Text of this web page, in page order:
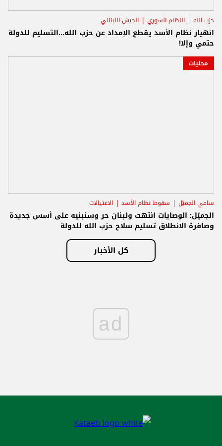
حزب الله النظام السوري الجيش اللبناني
انهيار نظام الأسد يقطع الإمداد عن حزب الله...التسليم للدولة
حتمي وإلا!
محليات
سامي الجميّل سقوط نظام الأسد الاغتيالات
الجميّل: الوصايات انتهت ولبنان حر وسنبنيه على أسس جديدة
وصافرة الانطلاق تسليم سلاح حزب الله للدولة
كل الأخبار
ad